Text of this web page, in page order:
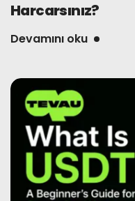
Harcarsınız?
Devamını oku